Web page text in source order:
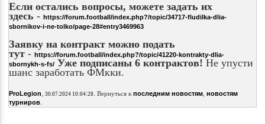
Если остались вопросы, можете задать их
здесь - https://forum.football/index.php?/topic/34717-fludilka-dlia-
sbornikov-i-ne-tolko/page-28#entry3469963
Заявку на контракт можно подать
тут - https://forum.football/index.php?/topic/41220-kontrakty-dlia-
sbornykh-s-fs/ Уже подписаны 6 контрактов! Не упусти
шанс заработать ФМкки.
ProLegion, 30.07.2024 10:04:28 . Вернуться к последним новостям, новостям
турниров.